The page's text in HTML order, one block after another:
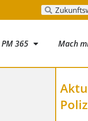
PM 365 Mach